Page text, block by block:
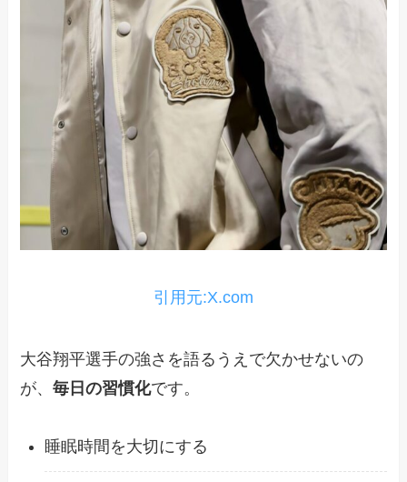
引用元:X.com
大谷翔平選手の強さを語るうえで欠かせないの
が、毎日の習慣化です。
睡眠時間を大切にする